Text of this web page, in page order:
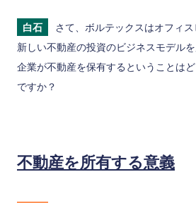
白石
さて、ボルテックスはオフィ
新しい不動産の投資のビジネスモデルを
企業が不動産を保有するということは
ですか？
不動産を所有する意義